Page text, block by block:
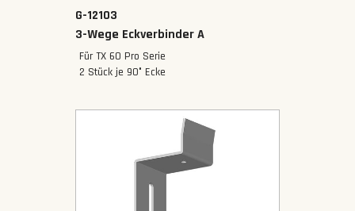
G-12103
‍3-Wege Eckverbinder A
Für TX 60 Pro Serie
2 Stück je 90° Ecke